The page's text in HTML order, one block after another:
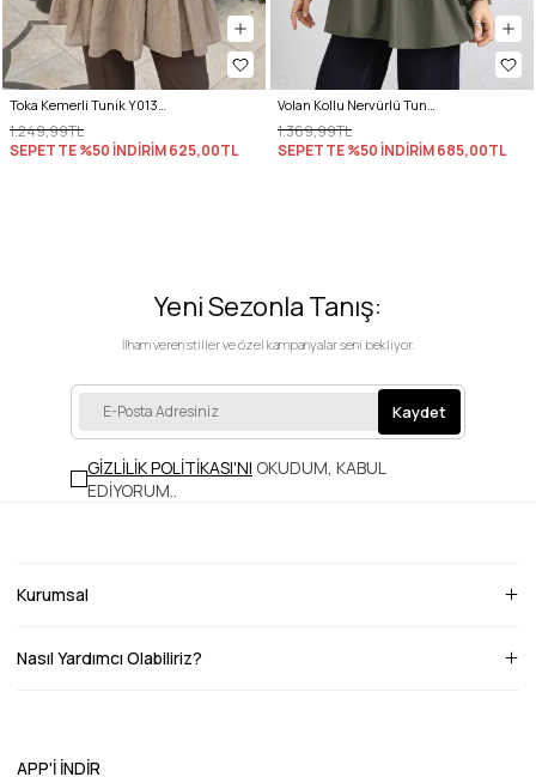
1.249,99TL
SEPETTE %50 İNDİRİM625,00TL
1.369,99TL
SEPETTE %50 İNDİRİM685,00TL
Yeni Sezonla Tanış:
İlham veren stiller ve özel kampanyalar seni bekliyor.
Kaydet
GİZLİLİK POLİTİKASI'NI OKUDUM, KABUL
EDİYORUM.
Kurumsal
Nasıl Yardımcı Olabiliriz?
APP'İ İNDİR